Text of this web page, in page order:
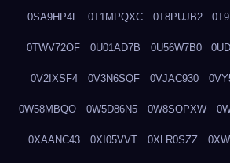
0SA9HP4L 0T1MPQXC 0T8PUJB2
0TWV72OF 0U01AD7B 0U56W7B0
0V2IXSF4 0V3N6SQF 0VJAC930
0W58MBQO 0W5D86N5 0W8SOPXW
0XAANC43 0XI05VVT 0XLR0SZZ